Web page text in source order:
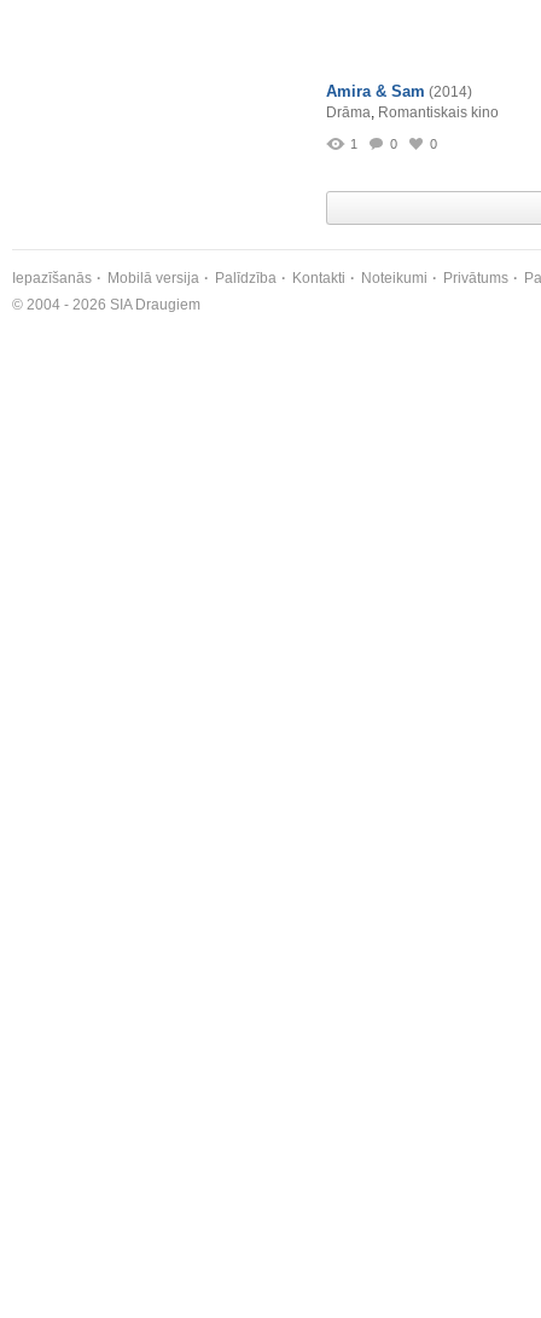
Amira & Sam (2014)
Drāma, Romantiskais kino
1 0 0
Iepazīšanās Mobilā versija Palīdzība Kontakti Noteikumi Privātums
© 2004 - 2026 SIA Draugiem